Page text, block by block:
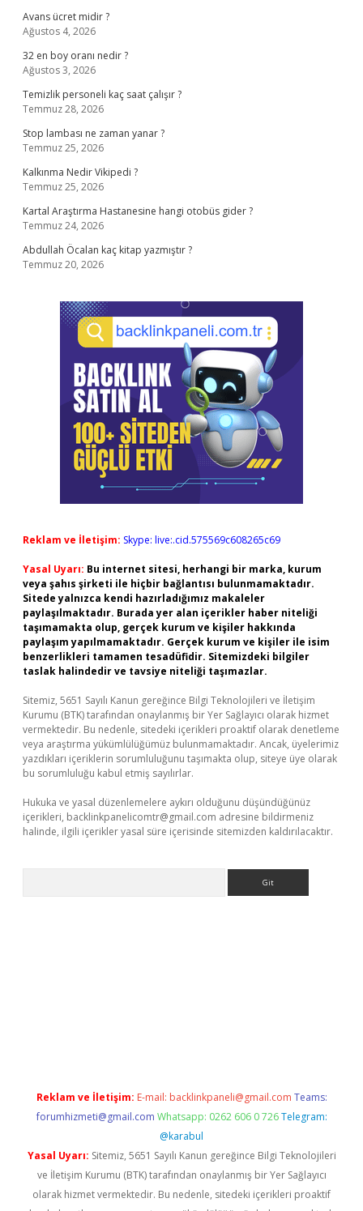
Avans ücret midir ?
Ağustos 4, 2026
32 en boy oranı nedir ?
Ağustos 3, 2026
Temizlik personeli kaç saat çalışır ?
Temmuz 28, 2026
Stop lambası ne zaman yanar ?
Temmuz 25, 2026
Kalkınma Nedir Vikipedi ?
Temmuz 25, 2026
Kartal Araştırma Hastanesine hangi otobüs gider ?
Temmuz 24, 2026
Abdullah Öcalan kaç kitap yazmıştır ?
Temmuz 20, 2026
Reklam ve İletişim: Skype: live:.cid.575569c608265c69
Yasal Uyarı: Bu internet sitesi, herhangi bir marka, kurum
veya şahıs şirketi ile hiçbir bağlantısı bulunmamaktadır.
Sitede yalnızca kendi hazırladığımız makaleler
paylaşılmaktadır. Burada yer alan içerikler haber niteliği
taşımamakta olup, gerçek kurum ve kişiler hakkında
paylaşım yapılmamaktadır. Gerçek kurum ve kişiler ile isim
benzerlikleri tamamen tesadüfidir. Sitemizdeki bilgiler
taslak halindedir ve tavsiye niteliği taşımazlar.
Sitemiz, 5651 Sayılı Kanun gereğince Bilgi Teknolojileri ve İletişim
Kurumu (BTK) tarafından onaylanmış bir Yer Sağlayıcı olarak hizmet
vermektedir. Bu nedenle, sitedeki içerikleri proaktif olarak denetleme
veya araştırma yükümlülüğümüz bulunmamaktadır. Ancak, üyelerimiz
yazdıkları içeriklerin sorumluluğunu taşımakta olup, siteye üye olarak
bu sorumluluğu kabul etmiş sayılırlar.
Hukuka ve yasal düzenlemelere aykırı olduğunu düşündüğünüz
içerikleri, backlinkpanelicomtr@gmail.com adresine bildirmeniz
halinde, ilgili içerikler yasal süre içerisinde sitemizden kaldırılacaktır.
Reklam ve İletişim: E-mail: backlinkpaneli@gmail.com Teams:
forumhizmeti@gmail.com Whatsapp: 0262 606 0 726 Telegram:
@karabul
Yasal Uyarı: Sitemiz, 5651 Sayılı Kanun gereğince Bilgi Teknolojileri
ve İletişim Kurumu (BTK) tarafından onaylanmış bir Yer Sağlayıcı
olarak hizmet vermektedir. Bu nedenle, sitedeki içerikleri proaktif